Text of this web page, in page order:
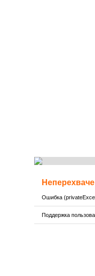
Ошибка
Поддержка